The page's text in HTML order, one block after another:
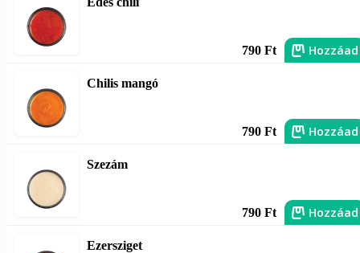
790 Ft Hozzáad
Chilis mangó
790 Ft Hozzáad
Szezám
790 Ft Hozzáad
Ezersziget